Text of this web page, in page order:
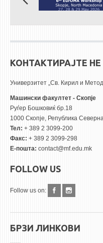
КОНТАКТИРАЈТЕ НЕ
Универзитет „Св. Кирил и
Машински факултет - Скопје
Руѓер Бошковиќ бр.18
1000 Скопје, Република
Тел: + 389 2 3099-200
Факс: + 389 2 3099-298
Е-пошта: contact@mf.edu.mk
FOLLOW US
Follow us on:
БРЗИ ЛИНКОВИ